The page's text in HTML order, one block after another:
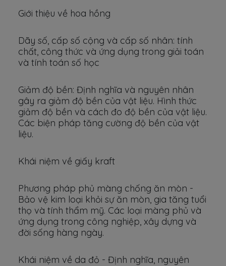
Giới thiệu về hoa hồng
Dãy số, cấp số cộng và cấp số nhân: tính
chất, công thức và ứng dụng trong giải toán
và tính toán số học
Giảm độ bền: Định nghĩa và nguyên nhân
gây ra giảm độ bền của vật liệu. Hình thức
giảm độ bền và cách đo độ bền của vật liệu.
Các biện pháp tăng cường độ bền của vật
liệu.
Khái niệm về giấy kraft
Phương pháp phủ màng chống ăn mòn -
Bảo vệ kim loại khỏi sự ăn mòn, gia tăng tuổi
thọ và tính thẩm mỹ. Các loại màng phủ và
ứng dụng trong công nghiệp, xây dựng và
đời sống hàng ngày.
Khái niệm về da đỏ - Định nghĩa, nguyên